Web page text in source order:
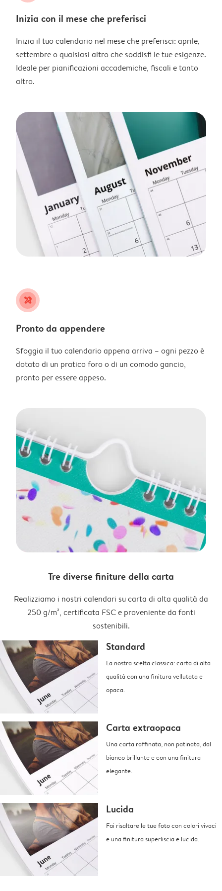
Inizia con il mese che preferisci
Inizia il tuo calendario nel mese che preferisci: aprile,
settembre o qualsiasi altro che soddisfi le tue esigenze.
Ideale per pianificazioni accademiche, fiscali e tanto
altro.
tools
Pronto da appendere
Sfoggia il tuo calendario appena arriva – ogni pezzo è
dotato di un pratico foro o di un comodo gancio,
pronto per essere appeso.
Tre diverse finiture della carta
Realizziamo i nostri calendari su carta di alta qualità da
250 g/m², certificata FSC e proveniente da fonti
sostenibili.
Standard
La nostra scelta classica: carta di alta
qualità con una finitura vellutata e
opaca.
Carta extraopaca
Una carta raffinata, non patinata, dal
bianco brillante e con una finitura
elegante.
Lucida
Fai risaltare le tue foto con colori vivaci
e una finitura superliscia e lucida.